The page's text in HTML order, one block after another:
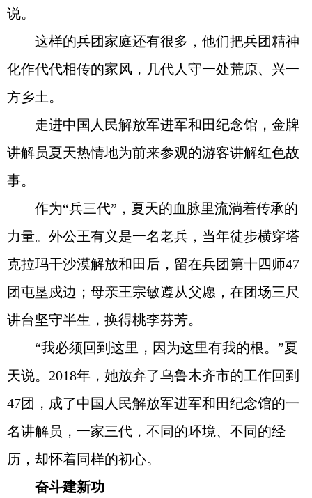
说。
这样的兵团家庭还有很多，他们把兵团精神
化作代代相传的家风，几代人守一处荒原、兴一
方乡土。
走进中国人民解放军进军和田纪念馆，金牌
讲解员夏天热情地为前来参观的游客讲解红色故
事。
作为“兵三代”，夏天的血脉里流淌着传承的
力量。外公王有义是一名老兵，当年徒步横穿塔
克拉玛干沙漠解放和田后，留在兵团第十四师47
团屯垦戍边；母亲王宗敏遵从父愿，在团场三尺
讲台坚守半生，换得桃李芬芳。
“我必须回到这里，因为这里有我的根。”夏
天说。2018年，她放弃了乌鲁木齐市的工作回到
47团，成了中国人民解放军进军和田纪念馆的一
名讲解员，一家三代，不同的环境、不同的经
历，却怀着同样的初心。
奋斗建新功